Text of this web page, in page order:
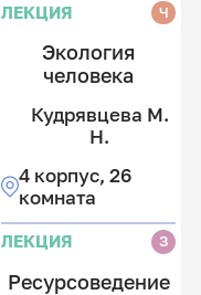
ЛЕКЦИЯ Ч
Экология
человека
Кудрявцева М.
Н.
4 корпус, 26
комната
ЛЕКЦИЯ З
Ресурсоведение